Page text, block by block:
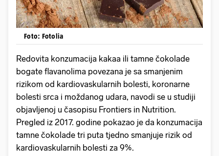
Foto: Fotolia
Redovita konzumacija kakaa ili tamne čokolade
bogate flavanolima povezana je sa smanjenim
rizikom od kardiovaskularnih bolesti, koronarne
bolesti srca i moždanog udara, navodi se u studiji
objavljenoj u časopisu Frontiers in Nutrition.
Pregled iz 2017. godine pokazao je da konzumacija
tamne čokolade tri puta tjedno smanjuje rizik od
kardiovaskularnih bolesti za 9%.